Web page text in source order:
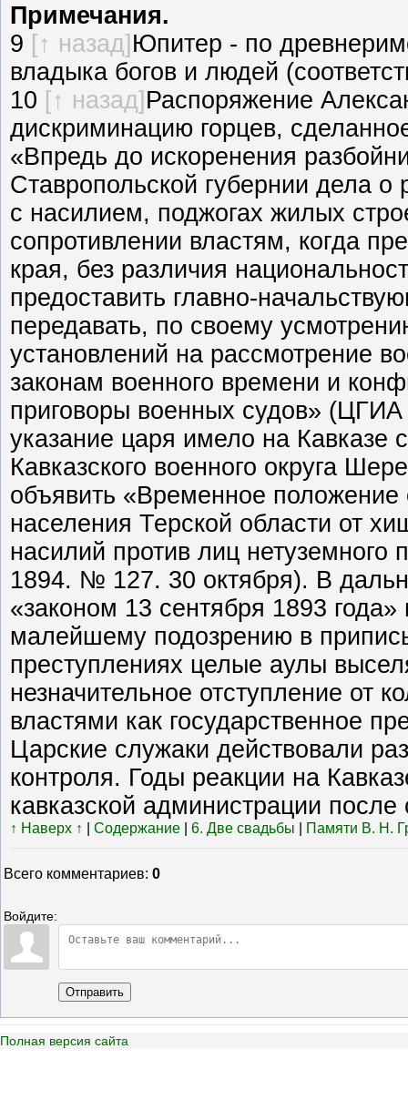
Примечания.
9 [↑ назад] Юпитер - по
владыка богов и людей
10 [↑ назад] Распоряжение
дискриминацию горцев,
«Впредь до искоренения
Ставропольской губернии дела
с насилием, поджогах жилых
сопротивлении властям, когда
края, без различия
предоставить главно-
передавать, по своему
установлений на рассмотрение
законам военного времени и
приговоры военных судов»
указание царя имело на
Кавказского военного округа
объявить «Временное
населения Терской области от
насилий против лиц нетуземного
1894. № 127. 30 октября). В
«законом 13 сентября 1893
малейшему подозрению в
преступлениях целые аулы
незначительное отступление от
властями как государственное
Царские служаки действовали
контроля. Годы реакции на
кавказской администрации
↑ Наверх ↑ Содержание 6. Две свадьбы Памяти В. Н.
Всего комментариев: 0
Войдите:
Отправить
Полная версия сайта